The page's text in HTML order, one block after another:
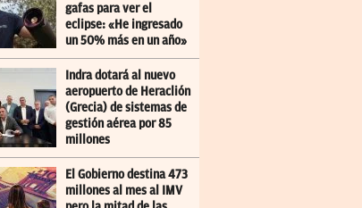
gafas para ver el
eclipse: «He ingresado
un 50% más en un año»
Indra dotará al nuevo
aeropuerto de Heraclión
(Grecia) de sistemas de
gestión aérea por 85
millones
El Gobierno destina 473
millones al mes al IMV